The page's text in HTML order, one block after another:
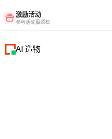
激励活动
参与活动赢源石
AI 造物